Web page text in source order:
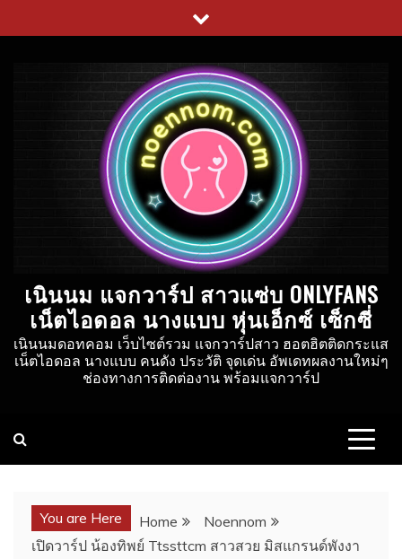
to
เนินนม แจกวาร์ป สาวแซ่บ ONLYFANS
เน็ตไอดอล นางแบบ หุ่นเอ็กซ์ เซ็กซี่
เนินนมดอทคอม เว็บไซต์รวม แจกวาร์ปสาว ฮอตฮิตติดกระแส
เน็ตไอดอล นางแบบ คนดัง ประวัติ จุดเด่น อัพเดทผลงานใหม่ๆ
ช่องทางการติดต่องาน พร้อมแจกวาร์ป
You are Here Home
Noennom
เปิดวาร์ป น้องทิพย์ Ttssttcm สาวสวย มิสแกรนด์พังงา